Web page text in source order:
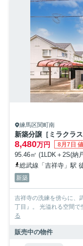
練馬区関町南
新築分譲［ミラクラス
8,480万円 8月7日
95.46㎡ (1LDK＋2S(納
総武線「吉祥寺」駅
新築
吉祥寺の洗練を傍らに、
丁目』。 光溢れる空間で
る
販売中の物件